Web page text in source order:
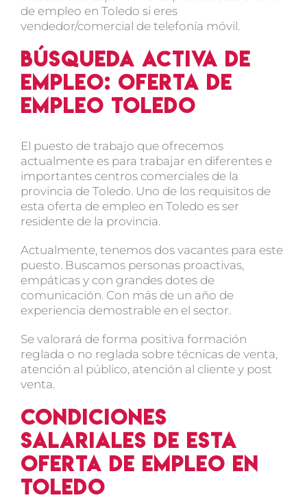
de empleo en Toledo si eres
vendedor/comercial de telefonía móvil.
Búsqueda activa de
empleo: Oferta de
empleo Toledo
El puesto de trabajo que ofrecemos
actualmente es para trabajar en diferentes e
importantes centros comerciales de la
provincia de Toledo. Uno de los requisitos de
esta oferta de empleo en Toledo es ser
residente de la provincia.
Actualmente, tenemos dos vacantes para este
puesto. Buscamos personas proactivas,
empáticas y con grandes dotes de
comunicación. Con más de un año de
experiencia demostrable en el sector.
Se valorará de forma positiva formación
reglada o no reglada sobre técnicas de venta,
atención al público, atención al cliente y post
venta.
Condiciones
salariales de esta
oferta de empleo en
Toledo